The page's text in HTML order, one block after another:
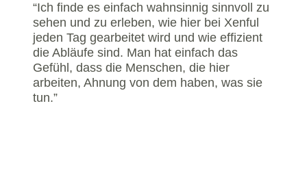
“Ich finde es einfach wahnsinnig sinnvoll zu
sehen und zu erleben, wie hier bei Xenful
jeden Tag gearbeitet wird und wie effizient
die Abläufe sind. Man hat einfach das
Gefühl, dass die Menschen, die hier
arbeiten, Ahnung von dem haben, was sie
tun.”